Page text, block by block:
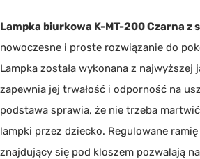
Lampka biurkowa K-MT-200 Czarna z
nowoczesne i proste rozwiązanie do
Lampka została wykonana z najwyższej
zapewnia jej trwałość i odporność na
podstawa sprawia, że nie trzeba
lampki przez dziecko. Regulowane
znajdujący się pod kloszem pozwalają